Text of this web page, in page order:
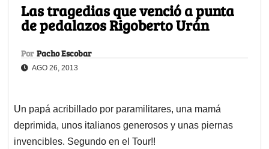
Las tragedias que venció a punta
de pedalazos Rigoberto Urán
Por Pacho Escobar
AGO 26, 2013
Un papá acribillado por paramilitares, una mamá
deprimida, unos italianos generosos y unas piernas
invencibles. Segundo en el Tour!!